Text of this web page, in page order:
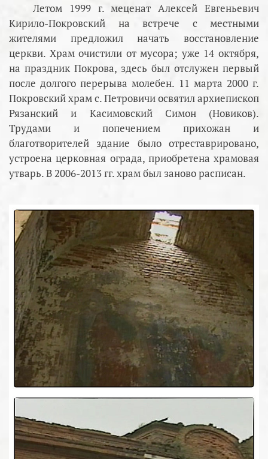
Летом 1999 г. меценат Алексей Евгеньевич
Кирило-Покровский на встрече с местными
жителями предложил начать восстановление
церкви. Храм очистили от мусора; уже 14 октября,
на праздник Покрова, здесь был отслужен первый
после долгого перерыва молебен. 11 марта 2000 г.
Покровский храм с. Петровичи освятил архиепископ
Рязанский и Касимовский Симон (Новиков).
Трудами и попечением прихожан и
благотворителей здание было отреставрировано,
устроена церковная ограда, приобретена храмовая
утварь. В 2006-2013 гг. храм был заново расписан.